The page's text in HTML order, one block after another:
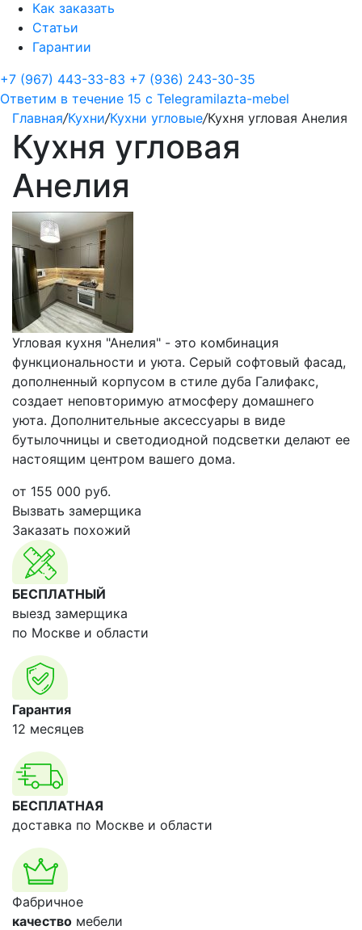
Как заказать
Статьи
Гарантии
+7 (967) 443-33-83 +7 (936) 243-30-35
Ответим в течение 15 с Telegramilazta-mebel
Главная/Кухни/Кухни угловые/Кухня угловая Анелия
Кухня угловая
Анелия
Угловая кухня "Анелия" - это комбинация
функциональности и уюта. Серый софтовый фасад,
дополненный корпусом в стиле дуба Галифакс,
создает неповторимую атмосферу домашнего
уюта. Дополнительные аксессуары в виде
бутылочницы и светодиодной подсветки делают ее
настоящим центром вашего дома.
от 155 000 руб.
Вызвать замерщика
Заказать похожий
БЕСПЛАТНЫЙ
выезд замерщика
по Москве и области
Гарантия
12 месяцев
БЕСПЛАТНАЯ
доставка по Москве и области
Фабричное
качество мебели